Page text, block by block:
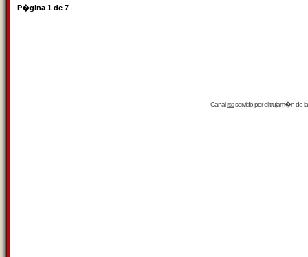
P�gina 1 de 7
Canalrssservido por eltrujam�nde